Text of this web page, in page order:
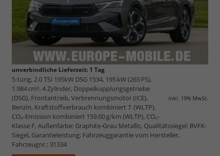
inkl. 19% MwSt.
unverbindliche Lieferzeit: 1 Tag
5-türig, 2.0 TSI 195kW DSG 1534, 195 kW (265 PS),
1.984 cm³, 4 Zylinder, Doppelkupplungsgetriebe
(DSG), Frontantrieb, Verbrennungsmotor (ICE),
Benzin, Kraftstoffverbrauch kombiniert 7 (WLTP),
CO₂-Emission kombiniert 159.00 g/km (WLTP), CO₂-
Klasse F, Außenfarbe: Graphite-Grau Metallic, Qualitätssiegel: BVFK-
Siegel, Garantieleistung: Fahrzeuggarantie vom Hersteller,
Fahrzeugnr.: 31334